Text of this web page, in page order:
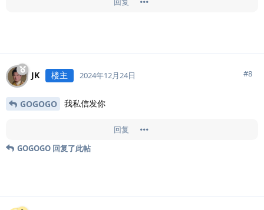
JK 楼主 2024年12月24日 #8
GOGOGO 我私信发你
回复
GOGOGO 回复了此帖